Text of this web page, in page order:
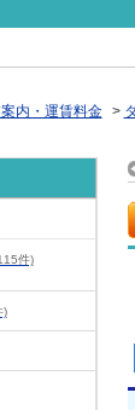
内・運賃料金 >
件)
)